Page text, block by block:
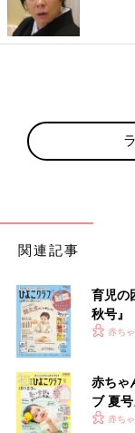
関連記事
育児の
秋号』
いっぱ
赤ち
赤ちゃ
ブ 夏
く！赤ち